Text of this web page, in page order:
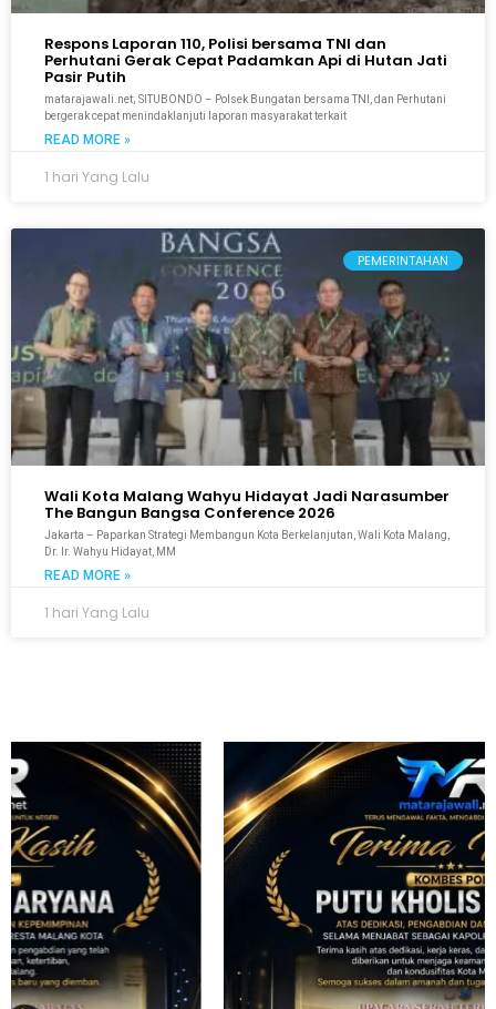
Respons Laporan 110, Polisi bersama TNI dan
Perhutani Gerak Cepat Padamkan Api di Hutan Jati
Pasir Putih
matarajawali.net; SITUBONDO – Polsek Bungatan bersama TNI, dan Perhutani
bergerak cepat menindaklanjuti laporan masyarakat terkait
READ MORE »
1 hari Yang Lalu
PEMERINTAHAN
Wali Kota Malang Wahyu Hidayat Jadi Narasumber
The Bangun Bangsa Conference 2026
Jakarta – Paparkan Strategi Membangun Kota Berkelanjutan, Wali Kota Malang,
Dr. Ir. Wahyu Hidayat, MM
READ MORE »
1 hari Yang Lalu